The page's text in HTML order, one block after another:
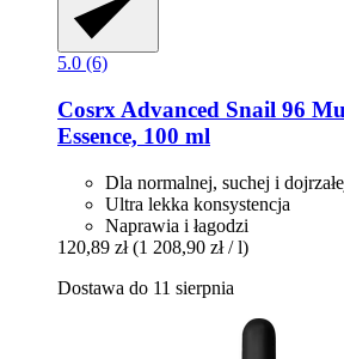
5.0 (6)
Cosrx Advanced Snail 96
Essence, 100 ml
Dla normalnej, suchej i
Ultra lekka konsystencja
Naprawia i łagodzi
120,89 zł (1 208,90 zł / l)
Dostawa do 11 sierpnia